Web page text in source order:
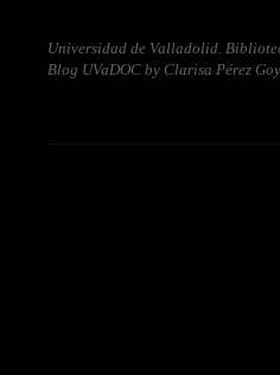
Universidad de Valladolid.
Blog UVaDOC by Clarisa Pérez